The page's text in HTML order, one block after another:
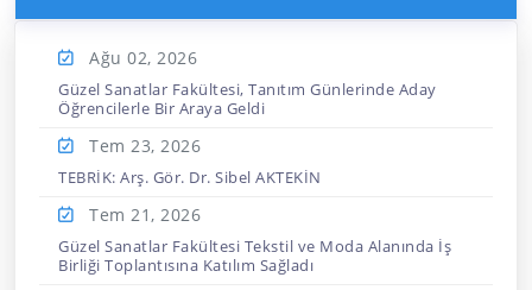
Ağu 02, 2026
Güzel Sanatlar Fakültesi, Tanıtım Günlerinde Aday
Öğrencilerle Bir Araya Geldi
Tem 23, 2026
TEBRİK: Arş. Gör. Dr. Sibel AKTEKİN
Tem 21, 2026
Güzel Sanatlar Fakültesi Tekstil ve Moda Alanında İş
Birliği Toplantısına Katılım Sağladı